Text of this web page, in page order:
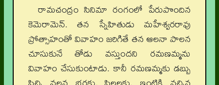
రామచంద్రం సినిమా రంగంలో పేరుపొందిన
కెమెరామెన్. తన స్నేహితుడు మహేశ్వరరావు
ప్రోత్సాహంతో వివాహం జరిగితే తన ఆలనా పాలన
చూసుకునే తోడు వస్తుందని రమణమ్మను
వివాహం చేసుకుంటాడు. కానీ రమణమ్మకు డబ్బు